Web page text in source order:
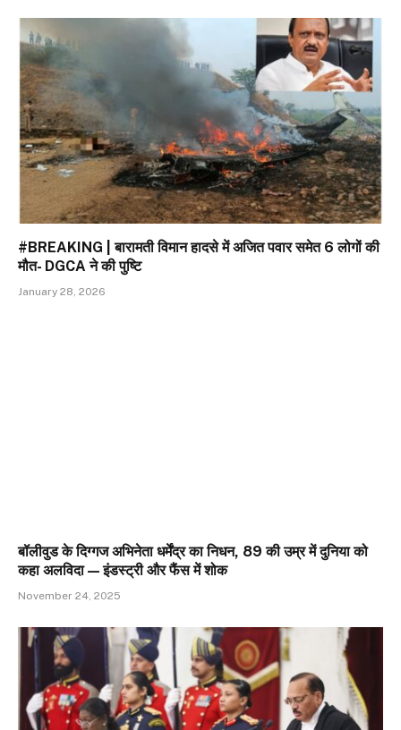
#BREAKING | बारामती विमान हादसे में अजित पवार समेत 6 लोगों की
मौत- DGCA ने की पुष्टि
January 28, 2026
बॉलीवुड के दिग्गज अभिनेता धर्मेंद्र का निधन, 89 की उम्र में दुनिया को
कहा अलविदा — इंडस्ट्री और फैंस में शोक
November 24, 2025